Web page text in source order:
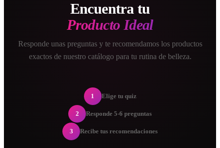
Encuentra tu
Producto Ideal
Responde unas preguntas y te recomendamos los productos
exactos de nuestro catálogo para tu rutina de belleza.
1 Elige tu quiz
2 Responde 5-6 preguntas
3 Recibe tus recomendaciones